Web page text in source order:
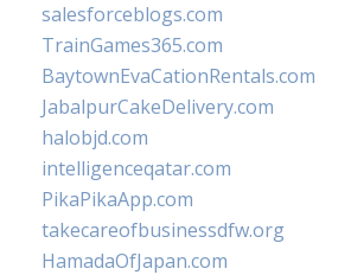
salesforceblogs.com
TrainGames365.com
BaytownEvaCationRentals.com
JabalpurCakeDelivery.com
halobjd.com
intelligenceqatar.com
PikaPikaApp.com
takecareofbusinessdfw.org
HamadaOfJapan.com